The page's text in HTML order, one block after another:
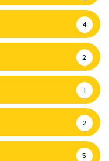
4
2
1
2
5